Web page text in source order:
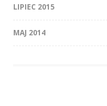
LIPIEC 2015
MAJ 2014